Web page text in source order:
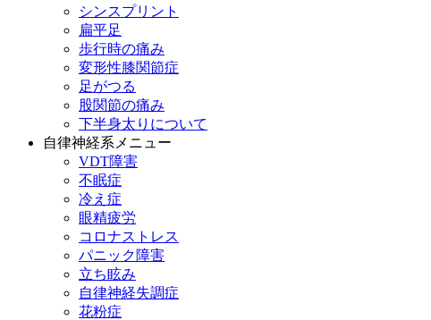
シンスプリント
扁平足
歩行時の痛み
変形性膝関節症
足がつる
股関節の痛み
下半身太りについて
自律神経系メニュー
VDT障害
不眠症
冷え症
眼精疲労
コロナストレス
パニック障害
立ち眩み
自律神経失調症
花粉症